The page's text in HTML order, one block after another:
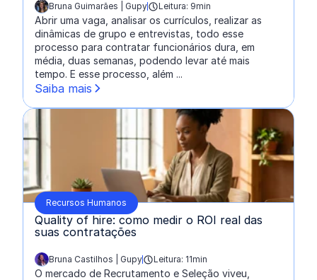
escrito por:
Bruna Guimarães | Gupy Leitura: 9min
Abrir uma vaga, analisar os currículos, realizar as
dinâmicas de grupo e entrevistas, todo esse
processo para contratar funcionários dura, em
média, duas semanas, podendo levar até mais
tempo. E esse processo, além ...
Saiba mais
Recursos Humanos
Quality of hire: como medir o ROI real das
suas contratações
escrito por:
Bruna Castilhos | Gupy Leitura: 11min
O mercado de Recrutamento e Seleção viveu,